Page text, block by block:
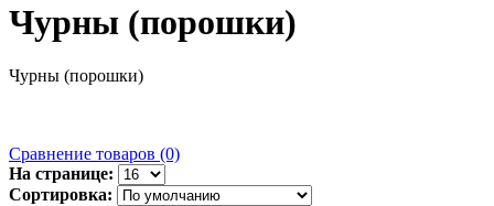
Чурны (порошки)
Чурны (порошки)
Сравнение товаров (0)
На странице:
Сортировка: